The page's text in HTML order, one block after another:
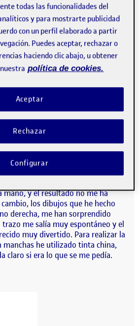
y este es mi primer semestre en
Aunque aún estoy intentando
que cada asignatura pone a
de entender los diferentes
del Aula, me ha resultado
de la actividad Flash 1.
he intentado plasmar
característicos, como son: que
mis gafas redondas y el pequeño
He realizado varios bocetos
unos dibujando con la mano
mirar el dibujo, pero con mi mano
realizado con la mano izquierda
y el resultado no me ha
los dibujos que he hecho
derecha, me han sorprendido
me salía muy espontáneo y el
muy divertido. Para realizar la
manchas he utilizado tinta china,
claro si era lo que se me pedía.
todas las funcionalidades del
y para mostrarte publicidad
con un perfil elaborado a partir
Puedes aceptar, rechazar o
haciendo clic abajo, u obtener
política de cookies.
Rechazar
Aceptar
Configurar